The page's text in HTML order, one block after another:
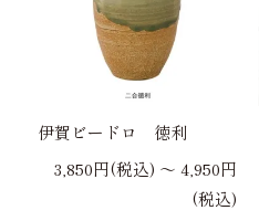
伊賀ビードロ 徳利
3,850円(税込) 〜 4,950円
(税込)